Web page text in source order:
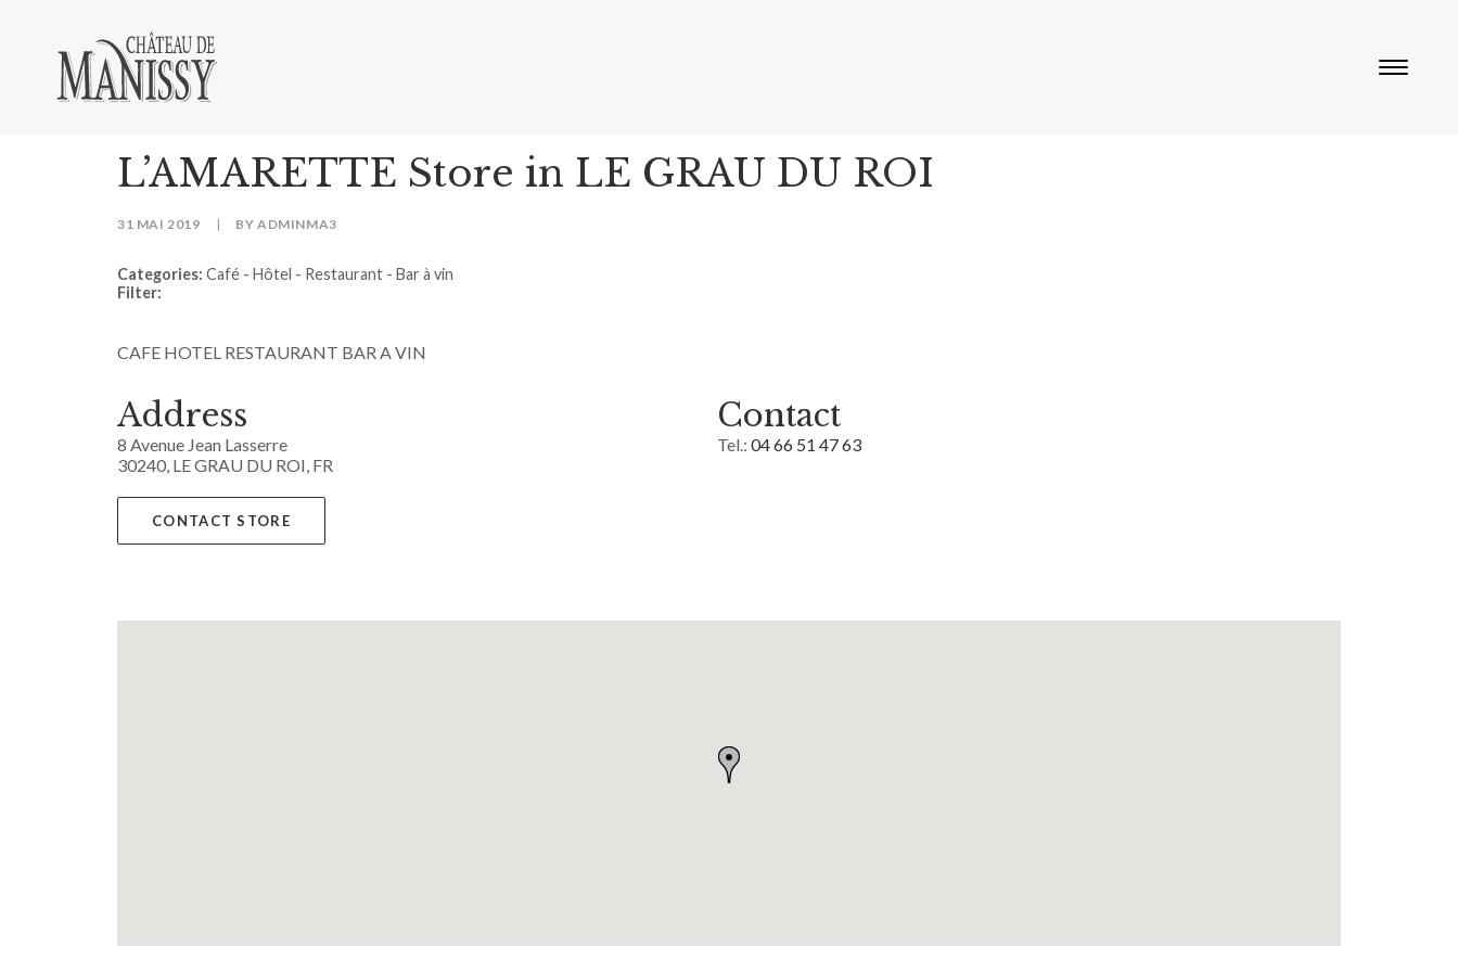
L’AMARETTE Store in LE GRAU DU ROI
31 MAI 2019 | BYADMINMA3
Categories: Café - Hôtel - Restaurant - Bar à vin
Filter:
CAFE HOTEL RESTAURANT BAR A VIN
Address
8 Avenue Jean Lasserre
30240, LE GRAU DU ROI, FR
Contact
Tel.: 04 66 51 47 63
CONTACT STORE